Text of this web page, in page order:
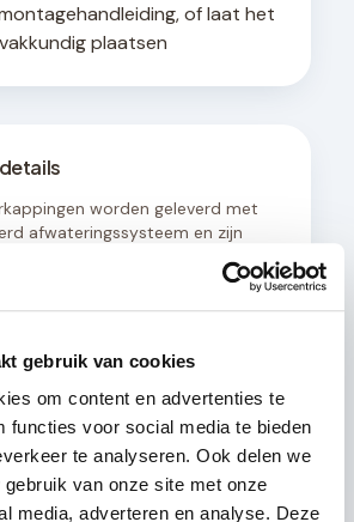
gebruik van cookies
om content en advertenties te
functies voor social media te bieden
te analyseren. Ook delen we
van onze site met onze
media, adverteren en analyse. Deze
of laat het
plaatsen
worden geleverd met
afwateringssysteem en zijn
een hellingshoek van minimaal 8
waterafvoer. De
meter.
bevat